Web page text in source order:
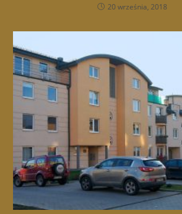
20 września, 2018